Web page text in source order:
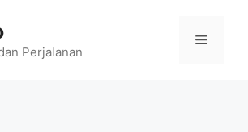
Perjalanan
Menu